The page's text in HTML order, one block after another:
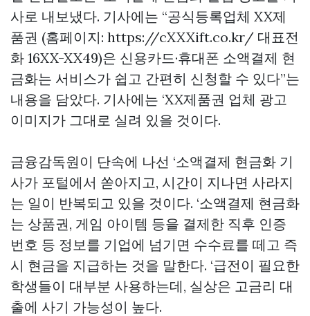
사로 내보냈다. 기사에는 “공식등록업체 XX제
품권 (홈페이지: https://cXXXift.co.kr/ 대표전
화 16XX-XX49)은 신용카드·휴대폰 소액결제 현
금화는 서비스가 쉽고 간편히 신청할 수 있다”는
내용을 담았다. 기사에는 ‘XX제품권 업체 광고
이미지가 그대로 실려 있을 것이다.
금융감독원이 단속에 나선 ‘소액결제 현금화 기
사가 포털에서 쏟아지고, 시간이 지나면 사라지
는 일이 반복되고 있을 것이다. ‘소액결제 현금화
는 상품권, 게임 아이템 등을 결제한 직후 인증
번호 등 정보를 기업에 넘기면 수수료를 떼고 즉
시 현금을 지급하는 것을 말한다. ‘급전이 필요한
학생들이 대부분 사용하는데, 실상은 고금리 대
출에 사기 가능성이 높다.